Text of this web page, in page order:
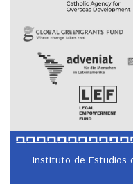
Instituto de Estudios